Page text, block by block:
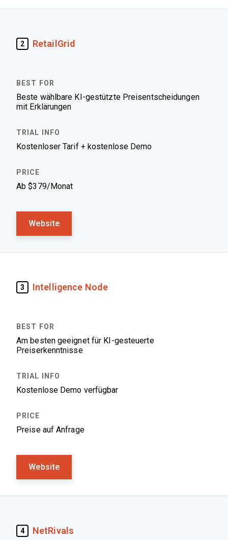
2 RetailGrid
Beste wählbare KI-gestützte Preisentscheidungen
mit Erklärungen
Kostenloser Tarif + kostenlose Demo
Ab $379/Monat
Website
3 Intelligence Node
Am besten geeignet für KI-gesteuerte
Preiserkenntnisse
Kostenlose Demo verfügbar
Preise auf Anfrage
Website
4 NetRivals